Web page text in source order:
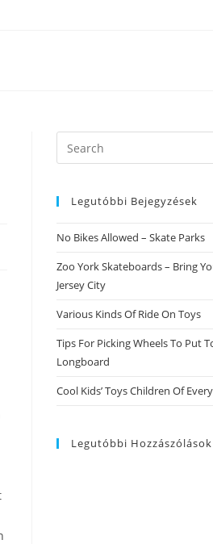
Search
this
Legutóbbi Bejegyzések
No Bikes Allowed – Skate Parks
Zoo York Skateboards – Bring
Jersey City
Various Kinds Of Ride On Toys
Tips For Picking Wheels To Put
Longboard
Cool Kids’ Toys Children Of
Legutóbbi Hozzászólások